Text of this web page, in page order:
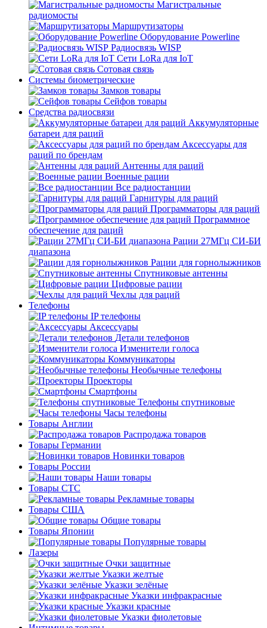
Магистральные
радиомосты
Маршрутизаторы
Оборудование Powerline
Радиосвязь WISP
Сети LoRa для IoT
Сотовая связь
Системы биометрические
Замков товары
Сейфов товары
Средства радиосвязи
Аккумуляторные
батареи для раций
Аксессуары для
раций по брендам
Антенны для раций
Военные рации
Все радиостанции
Гарнитуры для раций
Программаторы для раций
Программное
обеспечение для раций
Рации 27МГц СИ-БИ
диапазона
Рации для горнолыжников
Спутниковые антенны
Цифровые рации
Чехлы для раций
Телефоны
IP телефоны
Аксессуары
Детали телефонов
Изменители голоса
Коммуникаторы
Необычные телефоны
Проекторы
Смартфоны
Телефоны спутниковые
Часы телефоны
Товары Англии
Распродажа товаров
Товары Германии
Новинки товаров
Товары России
Наши товары
Товары СТС
Рекламные товары
Товары США
Общие товары
Товары Японии
Популярные товары
Лазеры
Очки защитные
Указки желтые
Указки зелёные
Указки инфракрасные
Указки красные
Указки фиолетовые